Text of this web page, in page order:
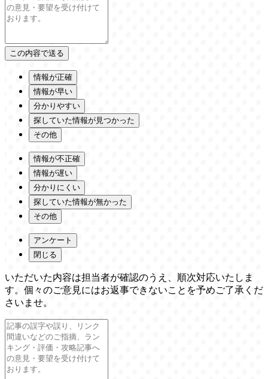
情報が正確
情報が早い
分かりやすい
探していた情報が見つかった
その他
情報が不正確
情報が遅い
分かりにくい
探していた情報が無かった
その他
アンケート
閉じる
いただいた内容は担当者が確認のうえ、順次対応いたしま
す。個々のご意見にはお返事できないことを予めご了承くだ
さいませ。